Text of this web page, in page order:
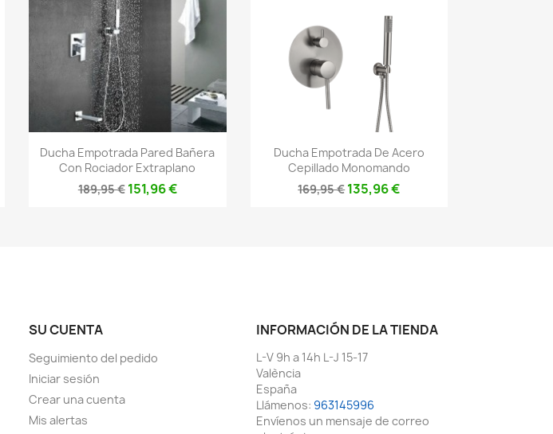
Vista rápida
Ducha Empotrada Pared Bañera
Con Rociador Extraplano
189,95 € 151,96 €
Vista rápida
Ducha Empotrada De Acero
Cepillado Monomando
169,95 €135,96 €
SU CUENTA
Seguimiento del pedido
Iniciar sesión
Crear una cuenta
Mis alertas
INFORMACIÓN DE LA TIENDA
L-V 9h a 14h L-J 15-17
València
España
Llámenos: 963145996
Envíenos un mensaje de correo